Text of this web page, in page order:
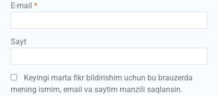
E-mail *
Sayt
Keyingi marta fikr bildirishim uchun bu brauzerda
mening ismim, email va saytim manzili saqlansin.